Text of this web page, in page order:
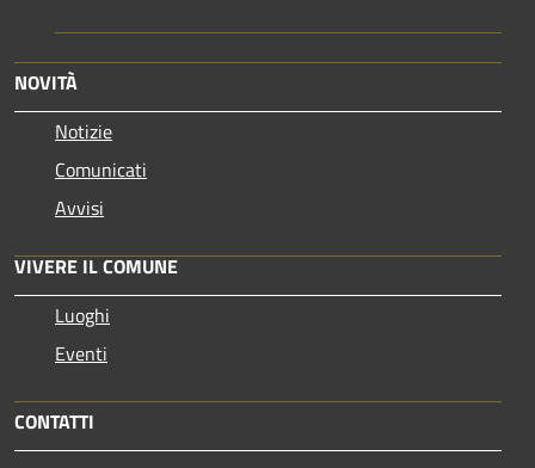
NOVITÀ
Notizie
Comunicati
Avvisi
VIVERE IL COMUNE
Luoghi
Eventi
CONTATTI